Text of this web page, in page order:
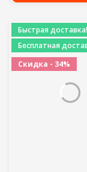
Быстрая доставка!
Бесплатная
Скидка - 34%